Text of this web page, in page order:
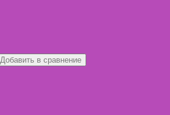
Добавить в сравнение